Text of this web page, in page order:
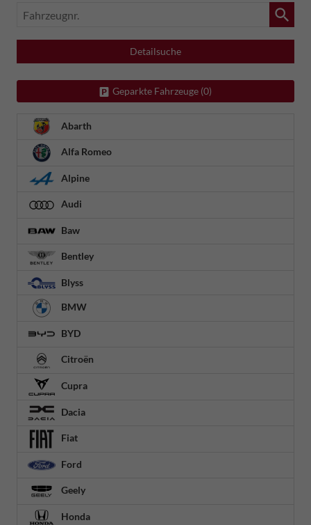
Fahrzeugnr.
Detailsuche
Geparkte Fahrzeuge (0)
Abarth
Alfa Romeo
Alpine
Audi
Baw
Bentley
Blyss
BMW
BYD
Citroën
Cupra
Dacia
Fiat
Ford
Geely
Honda